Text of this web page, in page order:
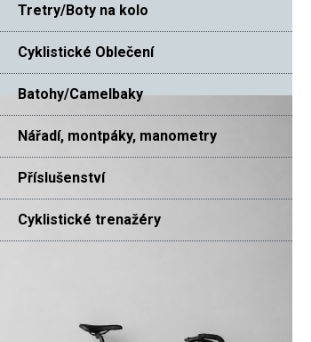
Tretry/Boty na kolo
Cyklistické Oblečení
Batohy/Camelbaky
Nářadí, montpáky, manometry
Příslušenství
Cyklistické trenažéry